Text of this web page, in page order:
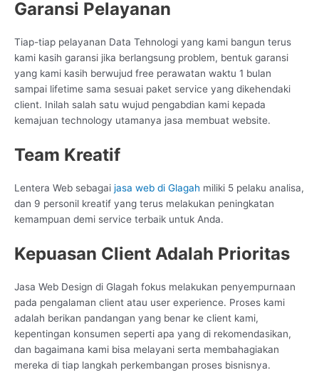
Garansi Pelayanan
Tiap-tiap pelayanan Data Tehnologi yang kami bangun terus
kami kasih garansi jika berlangsung problem, bentuk garansi
yang kami kasih berwujud free perawatan waktu 1 bulan
sampai lifetime sama sesuai paket service yang dikehendaki
client. Inilah salah satu wujud pengabdian kami kepada
kemajuan technology utamanya jasa membuat website.
Team Kreatif
Lentera Web sebagai jasa web di Glagah miliki 5 pelaku analisa,
dan 9 personil kreatif yang terus melakukan peningkatan
kemampuan demi service terbaik untuk Anda.
Kepuasan Client Adalah Prioritas
Jasa Web Design di Glagah fokus melakukan penyempurnaan
pada pengalaman client atau user experience. Proses kami
adalah berikan pandangan yang benar ke client kami,
kepentingan konsumen seperti apa yang di rekomendasikan,
dan bagaimana kami bisa melayani serta membahagiakan
mereka di tiap langkah perkembangan proses bisnisnya.